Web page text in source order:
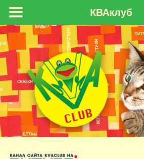
КВАклуб